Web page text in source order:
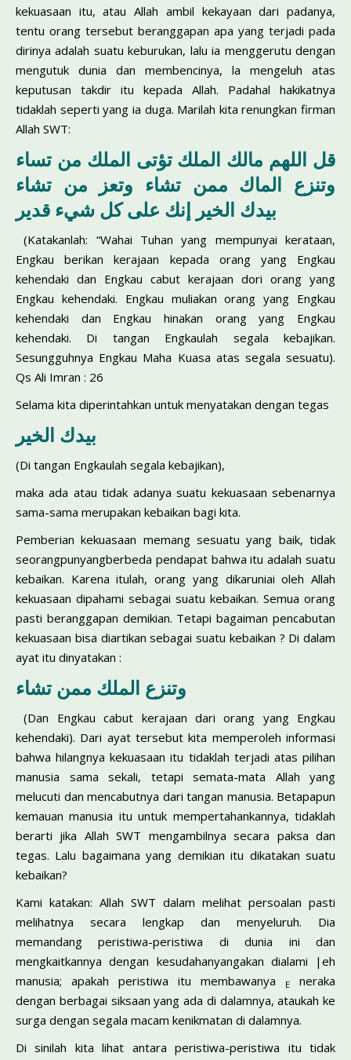
kekuasaan itu, atau Allah ambil kekayaan dari padanya,
tentu orang tersebut beranggapan apa yang terjadi pada
dirinya adalah suatu keburukan, lalu ia menggerutu dengan
mengutuk dunia dan membencinya, la mengeluh atas
keputusan takdir itu kepada Allah. Padahal hakikatnya
tidaklah seperti yang ia duga. Marilah kita renungkan firman
Allah SWT:
قل اللهم مالك الملك تؤتى الملك من تساء
وتنزع الماك ممن تشاء وتعز من تشاء
بيدك الخير إنك على كل شيء قدير
(Katakanlah: “Wahai Tuhan yang mempunyai kera­taan,
Engkau berikan kerajaan kepada orang yang Engkau
kehendaki dan Engkau cabut kerajaan dori orang yang
Engkau kehendaki. Engkau muliakan orang yang Engkau
kehendaki dan Engkau hinakan orang yang Engkau
kehendaki. Di tangan Engkaulah segala kebajikan.
Sesungguhnya Engkau Maha Kuasa atas segala sesuatu).
Qs Ali Imran : 26
Selama kita diperintahkan untuk menyatakan dengan tegas
بيدك الخير
(Di tangan Engkaulah segala kebajikan),
maka ada atau tidak adanya suatu kekuasaan sebenarnya
sama-sama merupakan kebaikan bagi kita.
Pemberian kekuasaan memang sesuatu yang baik, tidak
seorangpunyangberbeda pendapat bahwa itu adalah suatu
kebaikan. Karena itulah, orang yang dikaruniai oleh Allah
kekuasaan dipahami sebagai suatu kebaikan. Semua orang
pasti beranggapan demikian. Tetapi bagaiman pencabutan
kekuasaan bisa diartikan sebagai suatu kebaikan ? Di dalam
ayat itu dinyatakan :
وتنزع الملك ممن تشاء
(Dan Engkau cabut kerajaan dari orang yang Engkau
kehendaki). Dari ayat tersebut kita memperoleh informasi
bahwa hilangnya kekuasaan itu tidaklah terjadi atas pilihan
manusia sama sekali, tetapi semata-mata Allah yang
melucuti dan mencabutnya dari tangan manusia. Betapapun
kemauan manusia itu untuk mempertahankannya, tidaklah
berarti jika Allah SWT mengambilnya secara paksa dan
tegas. Lalu bagaimana yang demikian itu dikatakan suatu
kebaikan?
Kami katakan: Allah SWT dalam melihat persoalan pasti
melihatnya secara lengkap dan menyeluruh. Dia
memandang peristiwa-peristiwa di dunia ini dan
mengkaitkannya dengan kesudahanyangakan dialami |eh
manusia; apakah peristiwa itu membawanya
E
neraka
dengan berbagai siksaan yang ada di dalamnya, ataukah ke
surga dengan segala macam kenikmatan di dalamnya.
Di sinilah kita lihat antara peristiwa-peristiwa itu tidak